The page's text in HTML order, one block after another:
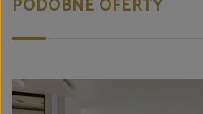
PODOBNE OFERTY